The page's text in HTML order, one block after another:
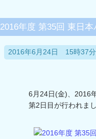
2016年度 第35回 東日
2016年6月24日 15時37
6月24日(金)、2016
第2日目が行われまし